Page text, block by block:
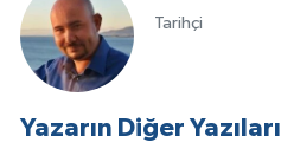
Tarihçi
Yazarın Diğer Yazıları